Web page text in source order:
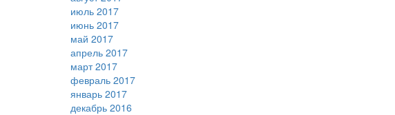
июль 2017
июнь 2017
май 2017
апрель 2017
март 2017
февраль 2017
январь 2017
декабрь 2016